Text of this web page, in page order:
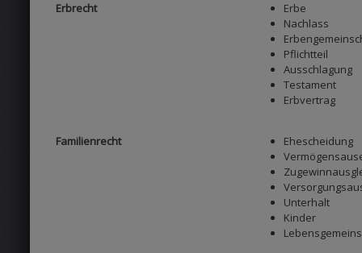
Erbrecht
Erbe
Nachlass
Pflichtteil
Ausschlagung
Testament
Erbvertrag
Familienrecht
Ehescheidung
Unterhalt
Kinder